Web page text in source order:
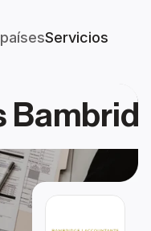
Servicios